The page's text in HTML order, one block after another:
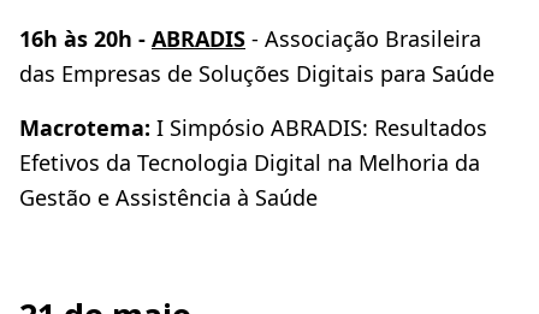
16h às 20h - ABRADIS - Associação Brasileira
das Empresas de Soluções Digitais para Saúde
Macrotema: I Simpósio ABRADIS: Resultados
Efetivos da Tecnologia Digital na Melhoria da
Gestão e Assistência à Saúde